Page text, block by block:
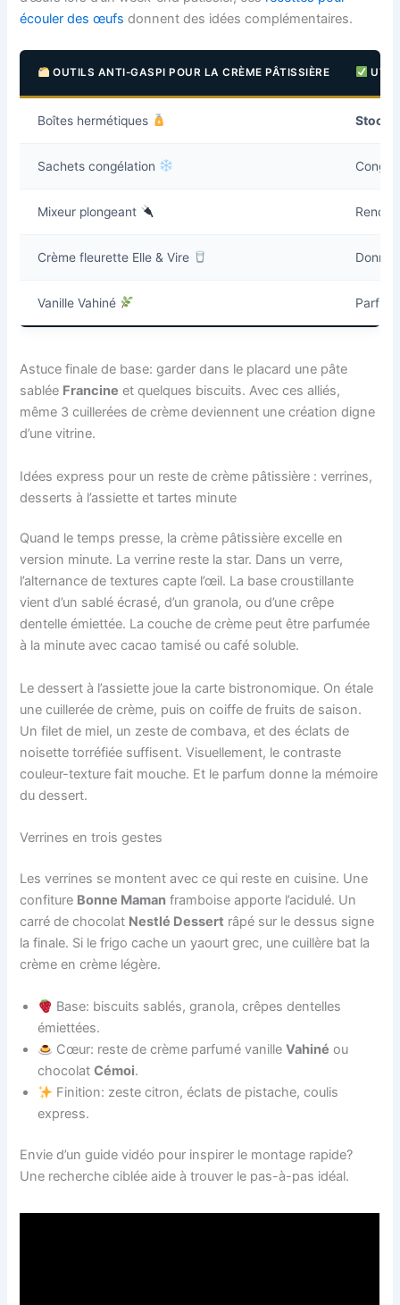
écouler des œufs donnent des idées complémentaires.
OUTILS ANTI-GASPI POUR LA CRÈME PÂTISSIÈRE
Boîtes hermétiques
Sachets congélation
Mixeur plongeant
Crème fleurette Elle & Vire
Vanille Vahiné
Astuce finale de base: garder dans le placard une pâte
sablée Francine et quelques biscuits. Avec ces alliés,
même 3 cuillerées de crème deviennent une création digne
d’une vitrine.
Idées express pour un reste de crème pâtissière : verrines,
desserts à l’assiette et tartes minute
Quand le temps presse, la crème pâtissière excelle en
version minute. La verrine reste la star. Dans un verre,
l’alternance de textures capte l’œil. La base croustillante
vient d’un sablé écrasé, d’un granola, ou d’une crêpe
dentelle émiettée. La couche de crème peut être parfumée
à la minute avec cacao tamisé ou café soluble.
Le dessert à l’assiette joue la carte bistronomique. On étale
une cuillerée de crème, puis on coiffe de fruits de saison.
Un filet de miel, un zeste de combava, et des éclats de
noisette torréfiée suffisent. Visuellement, le contraste
couleur-texture fait mouche. Et le parfum donne la mémoire
du dessert.
Verrines en trois gestes
Les verrines se montent avec ce qui reste en cuisine. Une
confiture Bonne Maman framboise apporte l’acidulé. Un
carré de chocolat Nestlé Dessert râpé sur le dessus signe
la finale. Si le frigo cache un yaourt grec, une cuillère bat la
crème en crème légère.
Base: biscuits sablés, granola, crêpes dentelles
émiettées.
Cœur: reste de crème parfumé vanilleVahiné ou
chocolatCémoi.
Finition: zeste citron, éclats de pistache, coulis
express.
Envie d’un guide vidéo pour inspirer le montage rapide?
Une recherche ciblée aide à trouver le pas-à-pas idéal.